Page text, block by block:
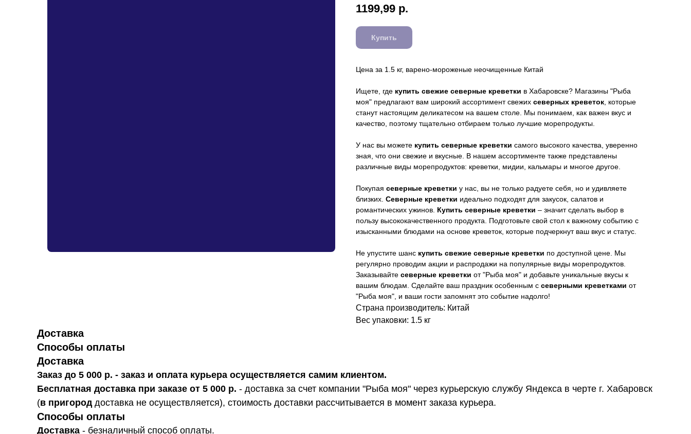
1199,99 р.
Купить
Цена за 1.5 кг, варено-мороженые неочищенные Китай
Ищете, где купить свежие северные креветки в Хабаровске? Магазины "Рыба
моя" предлагают вам широкий ассортимент свежих северных креветок, которые
станут настоящим деликатесом на вашем столе. Мы понимаем, как важен вкус и
качество, поэтому тщательно отбираем только лучшие морепродукты.
У нас вы можете купить северные креветки самого высокого качества, уверенно
зная, что они свежие и вкусные. В нашем ассортименте также представлены
различные виды морепродуктов: креветки, мидии, кальмары и многое другое.
Покупая северные креветки у нас, вы не только радуете себя, но и удивляете
близких. Северные креветки идеально подходят для закусок, салатов и
романтических ужинов. Купить северные креветки – значит сделать выбор в
пользу высококачественного продукта. Подготовьте свой стол к важному событию с
изысканными блюдами на основе креветок, которые подчеркнут ваш вкус и статус.
Не упустите шанс купить свежие северные креветки по доступной цене. Мы
регулярно проводим акции и распродажи на популярные виды морепродуктов.
Заказывайте северные креветки от "Рыба моя" и добавьте уникальные вкусы к
вашим блюдам. Сделайте ваш праздник особенным с северными креветками от
"Рыба моя", и ваши гости запомнят это событие надолго!
Страна производитель: Китай
Вес упаковки: 1.5 кг
Доставка
Способы оплаты
Доставка
Заказ до 5 000 р. - заказ и оплата курьера осуществляется самим клиентом.
Бесплатная доставка при заказе от 5 000 р. - доставка за счет компании "Рыба моя" через курьерскую службу Яндекса в черте г. Хабаровск
(в пригороддоставка не осуществляется), стоимость доставки рассчитывается в момент заказа курьера.
Способы оплаты
Доставка - безналичный способ оплаты.